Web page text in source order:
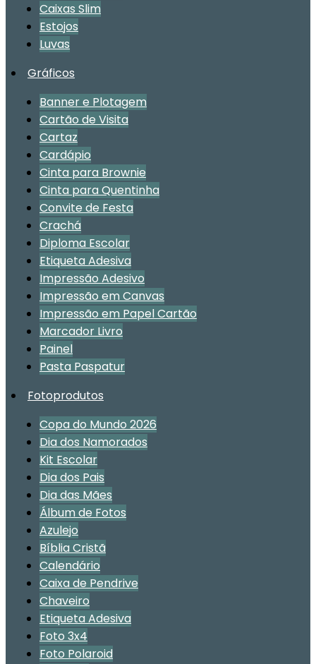
Caixas Slim
Estojos
Luvas
Gráficos
Banner e Plotagem
Cartão de Visita
Cartaz
Cardápio
Cinta para Brownie
Cinta para Quentinha
Convite de Festa
Crachá
Diploma Escolar
Etiqueta Adesiva
Impressão Adesivo
Impressão em Canvas
Impressão em Papel Cartão
Marcador Livro
Painel
Pasta Paspatur
Fotoprodutos
Copa do Mundo 2026
Dia dos Namorados
Kit Escolar
Dia dos Pais
Dia das Mães
Álbum de Fotos
Azulejo
Bíblia Cristã
Calendário
Caixa de Pendrive
Chaveiro
Etiqueta Adesiva
Foto 3x4
Foto Polaroid